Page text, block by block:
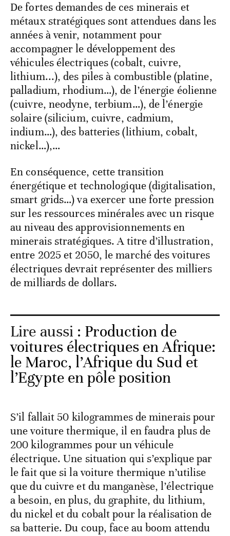
De fortes demandes de ces minerais et
métaux stratégiques sont attendues dans les
années à venir, notamment pour
accompagner le développement des
véhicules électriques (cobalt, cuivre,
lithium...), des piles à combustible (platine,
palladium, rhodium…), de l’énergie éolienne
(cuivre, neodyne, terbium…), de l’énergie
solaire (silicium, cuivre, cadmium,
indium…), des batteries (lithium, cobalt,
nickel…),…
En conséquence, cette transition
énergétique et technologique (digitalisation,
smart grids…) va exercer une forte pression
sur les ressources minérales avec un risque
au niveau des approvisionnements en
minerais stratégiques. A titre d’illustration,
entre 2025 et 2050, le marché des voitures
électriques devrait représenter des milliers
de milliards de dollars.
Lire aussi : Production de
voitures électriques en Afrique:
le Maroc, l’Afrique du Sud et
l’Egypte en pôle position
S’il fallait 50 kilogrammes de minerais pour
une voiture thermique, il en faudra plus de
200 kilogrammes pour un véhicule
électrique. Une situation qui s’explique par
le fait que si la voiture thermique n’utilise
que du cuivre et du manganèse, l’électrique
a besoin, en plus, du graphite, du lithium,
du nickel et du cobalt pour la réalisation de
sa batterie. Du coup, face au boom attendu